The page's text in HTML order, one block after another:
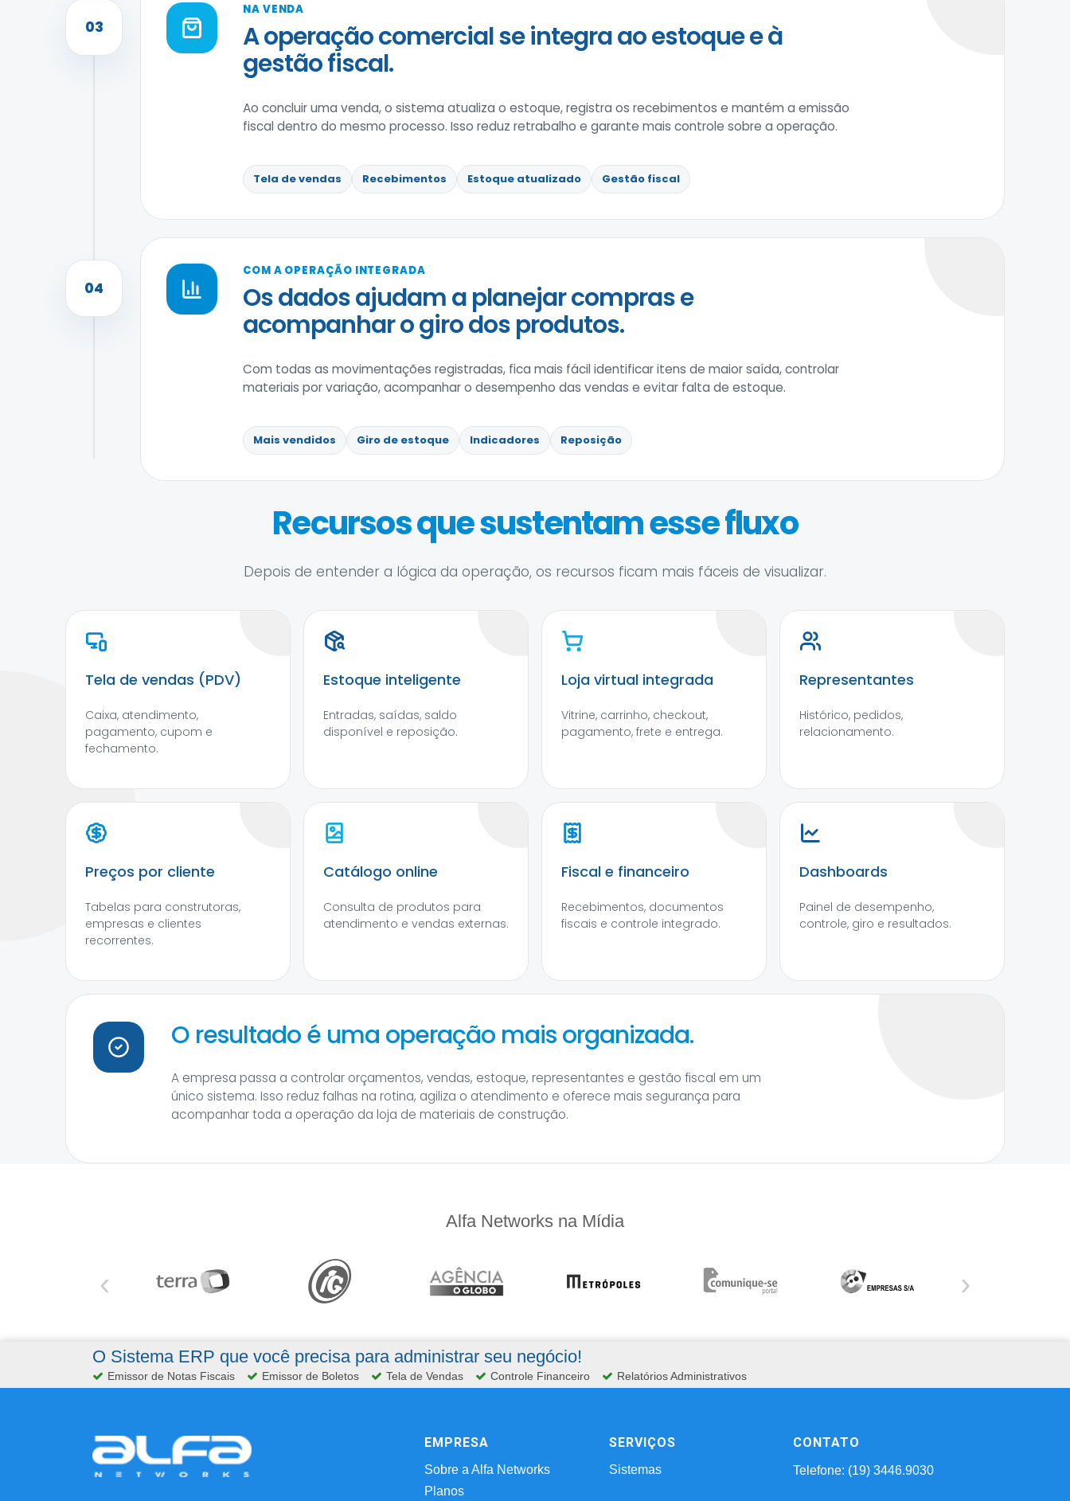
03
NA VENDA
A operação comercial se integra ao estoque e à
gestão fiscal.
Ao concluir uma venda, o sistema atualiza o estoque, registra os recebimentos e mantém a emissão
fiscal dentro do mesmo processo. Isso reduz retrabalho e garante mais controle sobre a operação.
Tela de vendas Recebimentos Estoque atualizado Gestão fiscal
04
COM A OPERAÇÃO INTEGRADA
Os dados ajudam a planejar compras e
acompanhar o giro dos produtos.
Com todas as movimentações registradas, fica mais fácil identificar itens de maior saída, controlar
materiais por variação, acompanhar o desempenho das vendas e evitar falta de estoque.
Mais vendidos Giro de estoque Indicadores Reposição
Recursos que sustentam esse fluxo
Depois de entender a lógica da operação, os recursos ficam mais fáceis de visualizar.
Tela de vendas (PDV)
Caixa, atendimento,
pagamento, cupom e
fechamento.
Estoque inteligente
Entradas, saídas, saldo
disponível e reposição.
Loja virtual integrada
Vitrine, carrinho, checkout,
pagamento, frete e entrega.
Representantes
Histórico, pedidos,
relacionamento.
Preços por cliente
Tabelas para construtoras,
empresas e clientes
recorrentes.
Catálogo online
Consulta de produtos para
atendimento e vendas externas.
Fiscal e financeiro
Recebimentos, documentos
fiscais e controle integrado.
Dashboards
Painel de desempenho,
controle, giro e resultados.
O resultado é uma operação mais organizada.
A empresa passa a controlar orçamentos, vendas, estoque, representantes e gestão fiscal em um
único sistema. Isso reduz falhas na rotina, agiliza o atendimento e oferece mais segurança para
acompanhar toda a operação da loja de materiais de construção.
Alfa Networks na Mídia
‹ ›
O Sistema ERP que você precisa para administrar seu negócio!
Emissor de Notas Fiscais Emissor de Boletos Tela de Vendas Controle Financeiro Relatórios Administrativos
EMPRESA
Sobre a Alfa Networks
Planos
SERVIÇOS
Sistemas
CONTATO
Telefone: (19) 3446.9030